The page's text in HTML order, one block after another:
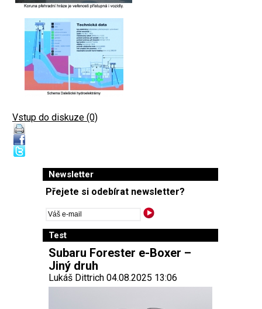
Vstup do diskuze (0)
Newsletter
Přejete si odebírat newsletter?
Test
Subaru Forester e-Boxer –
Jiný druh
Lukáš Dittrich 04.08.2025 13:06